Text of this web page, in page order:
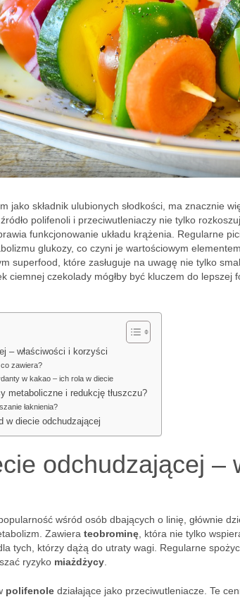
jako składnik ulubionych słodkości, ma znacznie
polifenoli i przeciwutleniaczy nie tylko
funkcjonowanie układu krążenia. Regularne
glukozy, co czyni je wartościowym
superfood, które zasługuje na uwagę nie tylko
ciemnej czekolady mógłby być kluczem do
– właściwości i korzyści
zawiera?
w kakao – ich rola w diecie
metaboliczne i redukcję tłuszczu?
łaknienia?
w diecie odchudzającej
odchudzającej –
wśród osób dbających o linię, głównie
Zawiera teobrominę , która nie tylko
tych, którzy dążą do utraty wagi. Regularne
ryzyko miażdżycy
polifenole działające jako przeciwutleniacze. Te